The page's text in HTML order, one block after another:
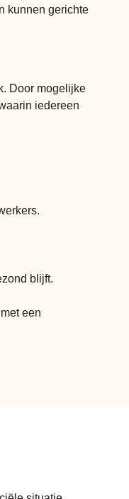
kunnen gerichte
Door mogelijke
iedereen
blijft.
een